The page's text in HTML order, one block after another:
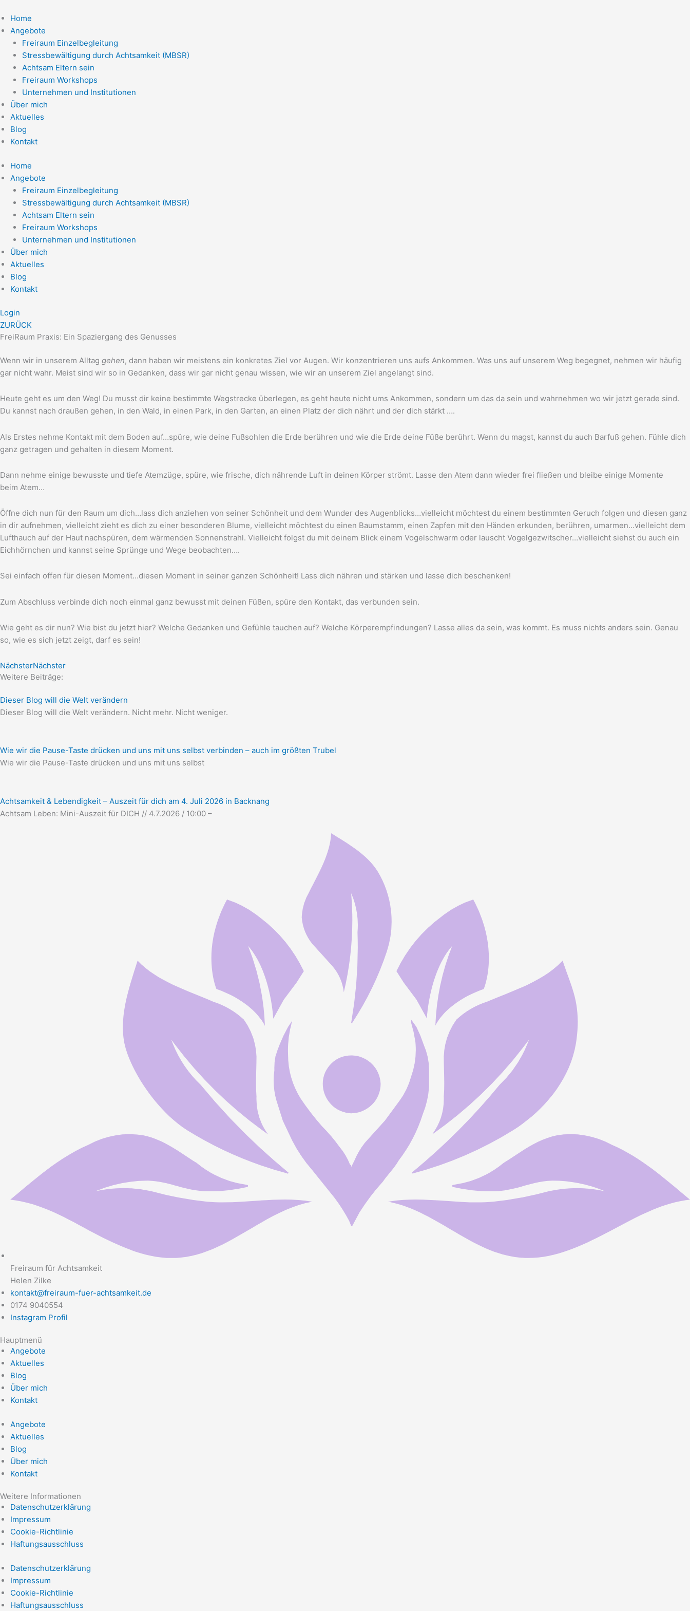
Inhalt
springen
Home
Angebote
Freiraum Einzelbegleitung
Stressbewältigung durch Achtsamkeit (MBSR)
Achtsam Eltern sein
Freiraum Workshops
Unternehmen und Institutionen
Über mich
Aktuelles
Blog
Kontakt
Home
Angebote
Freiraum Einzelbegleitung
Stressbewältigung durch Achtsamkeit (MBSR)
Achtsam Eltern sein
Freiraum Workshops
Unternehmen und Institutionen
Über mich
Aktuelles
Blog
Kontakt
Login
ZURÜCK
FreiRaum Praxis: Ein Spaziergang des Genusses
Wenn wir in unse­rem All­tag gehen, dann haben wir meis­tens ein kon­kre­tes Ziel vor Augen. Wir kon­zen­trie­ren uns aufs Ankom­men. Was uns auf unse­rem Weg begeg­net, neh­men wir häu­fig
gar nicht wahr. Meist sind wir so in Gedan­ken, dass wir gar nicht genau wis­sen, wie wir an unse­rem Ziel ange­langt sind.
Heu­te geht es um den Weg! Du musst dir kei­ne bestimm­te Weg­stre­cke über­le­gen, es geht heu­te nicht ums Ankom­men, son­dern um das da sein und wahr­neh­men wo wir jetzt gera­de sind.
Du kannst nach drau­ßen gehen, in den Wald, in einen Park, in den Gar­ten, an einen Platz der dich nährt und der dich stärkt ….
Als Ers­tes neh­me Kon­takt mit dem Boden auf…spüre, wie dei­ne Fuß­soh­len die Erde berüh­ren und wie die Erde dei­ne Füße berührt. Wenn du magst, kannst du auch Bar­fuß gehen. Füh­le dich
ganz getra­gen und gehal­ten in die­sem Moment.
Dann neh­me eini­ge bewuss­te und tie­fe Atem­zü­ge, spü­re, wie fri­sche, dich näh­ren­de Luft in dei­nen Kör­per strömt. Las­se den Atem dann wie­der frei flie­ßen und blei­be eini­ge Momen­te
beim Atem…
Öff­ne dich nun für den Raum um dich…lass dich anzie­hen von sei­ner Schön­heit und dem Wun­der des Augenblicks…vielleicht möch­test du einem bestimm­ten Geruch fol­gen und die­sen ganz
in dir auf­neh­men, viel­leicht zieht es dich zu einer beson­de­ren Blu­me, viel­leicht möch­test du einen Baum­stamm, einen Zap­fen mit den Hän­den erkun­den, berüh­ren, umarmen…vielleicht dem
Luft­hauch auf der Haut nach­spü­ren, dem wär­men­den Son­nen­strahl. Viel­leicht folgst du mit dei­nem Blick einem Vogel­schwarm oder lauscht Vogelgezwitscher…vielleicht siehst du auch ein
Eich­hörn­chen und kannst sei­ne Sprün­ge und Wege beobachten….
Sei ein­fach offen für die­sen Moment…diesen Moment in sei­ner gan­zen Schön­heit! Lass dich näh­ren und stär­ken und las­se dich beschenken!
Zum Abschluss ver­bin­de dich noch ein­mal ganz bewusst mit dei­nen Füßen, spü­re den Kon­takt, das ver­bun­den sein.
Wie geht es dir nun? Wie bist du jetzt hier? Wel­che Gedan­ken und Gefüh­le tau­chen auf? Wel­che Kör­per­emp­fin­dun­gen? Las­se alles da sein, was kommt. Es muss nichts anders sein. Genau
so, wie es sich jetzt zeigt, darf es sein!
NächsterNächster
Weitere Beiträge:
Dieser Blog will die Welt verändern
Die­ser Blog will die Welt ver­än­dern. Nicht mehr. Nicht weniger.
Wie wir die Pause-Taste drücken und uns mit uns selbst verbinden – auch im größten Trubel
Wie wir die Pau­se-Tas­te drü­cken und uns mit uns selbst
Achtsamkeit & Lebendigkeit – Auszeit für dich am 4. Juli 2026 in Backnang
Acht­sam Leben: Mini-Aus­zeit für DICH // 4.7.2026 / 10:00 –
Freiraum für Achtsamkeit
Helen Zilke
kontakt@freiraum-fuer-achtsamkeit.de
0174 9040554
Instagram Profil
Hauptmenü
Angebote
Aktuelles
Blog
Über mich
Kontakt
Angebote
Aktuelles
Blog
Über mich
Kontakt
Weitere Informationen
Datenschutzerklärung
Impressum
Cookie-Richtlinie
Haftungsausschluss
Datenschutzerklärung
Impressum
Cookie-Richtlinie
Haftungsausschluss